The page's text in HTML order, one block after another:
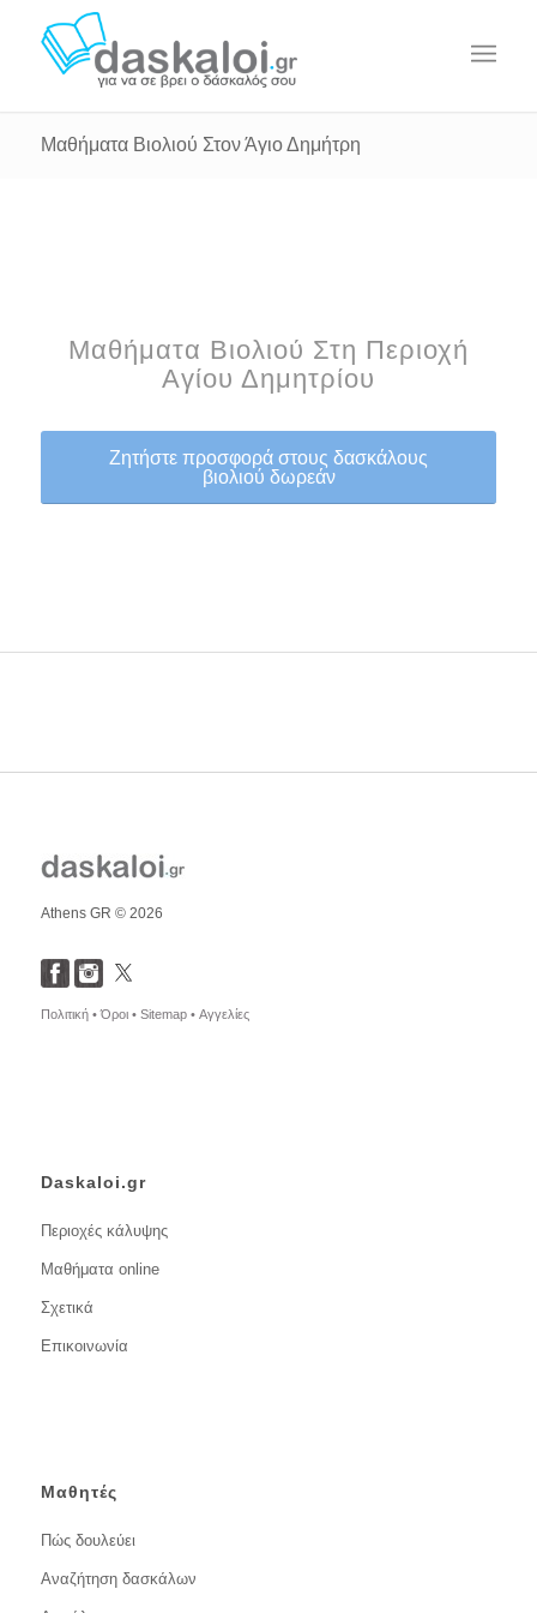
Μαθήματα Βιολιού Στον Άγιο Δημήτρη
Μαθήματα Βιολιού Στη Περιοχή
Αγίου Δημητρίου
Ζητήστε προσφορά στους δασκάλους
βιολιού δωρεάν
Athens GR © 2026
Πολιτική •Όροι • Sitemap • Αγγελίες
Daskaloi.gr
Περιοχές κάλυψης
Μαθήματα online
Σχετικά
Επικοινωνία
Μαθητές
Πώς δουλεύει
Αναζήτηση δασκάλων